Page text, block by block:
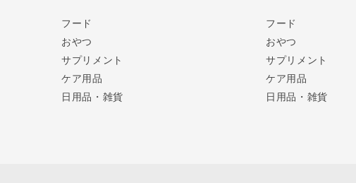
フード
おやつ
サプリメント
ケア用品
日用品・雑貨
フード
おやつ
サプリメント
ケア用品
日用品・雑貨